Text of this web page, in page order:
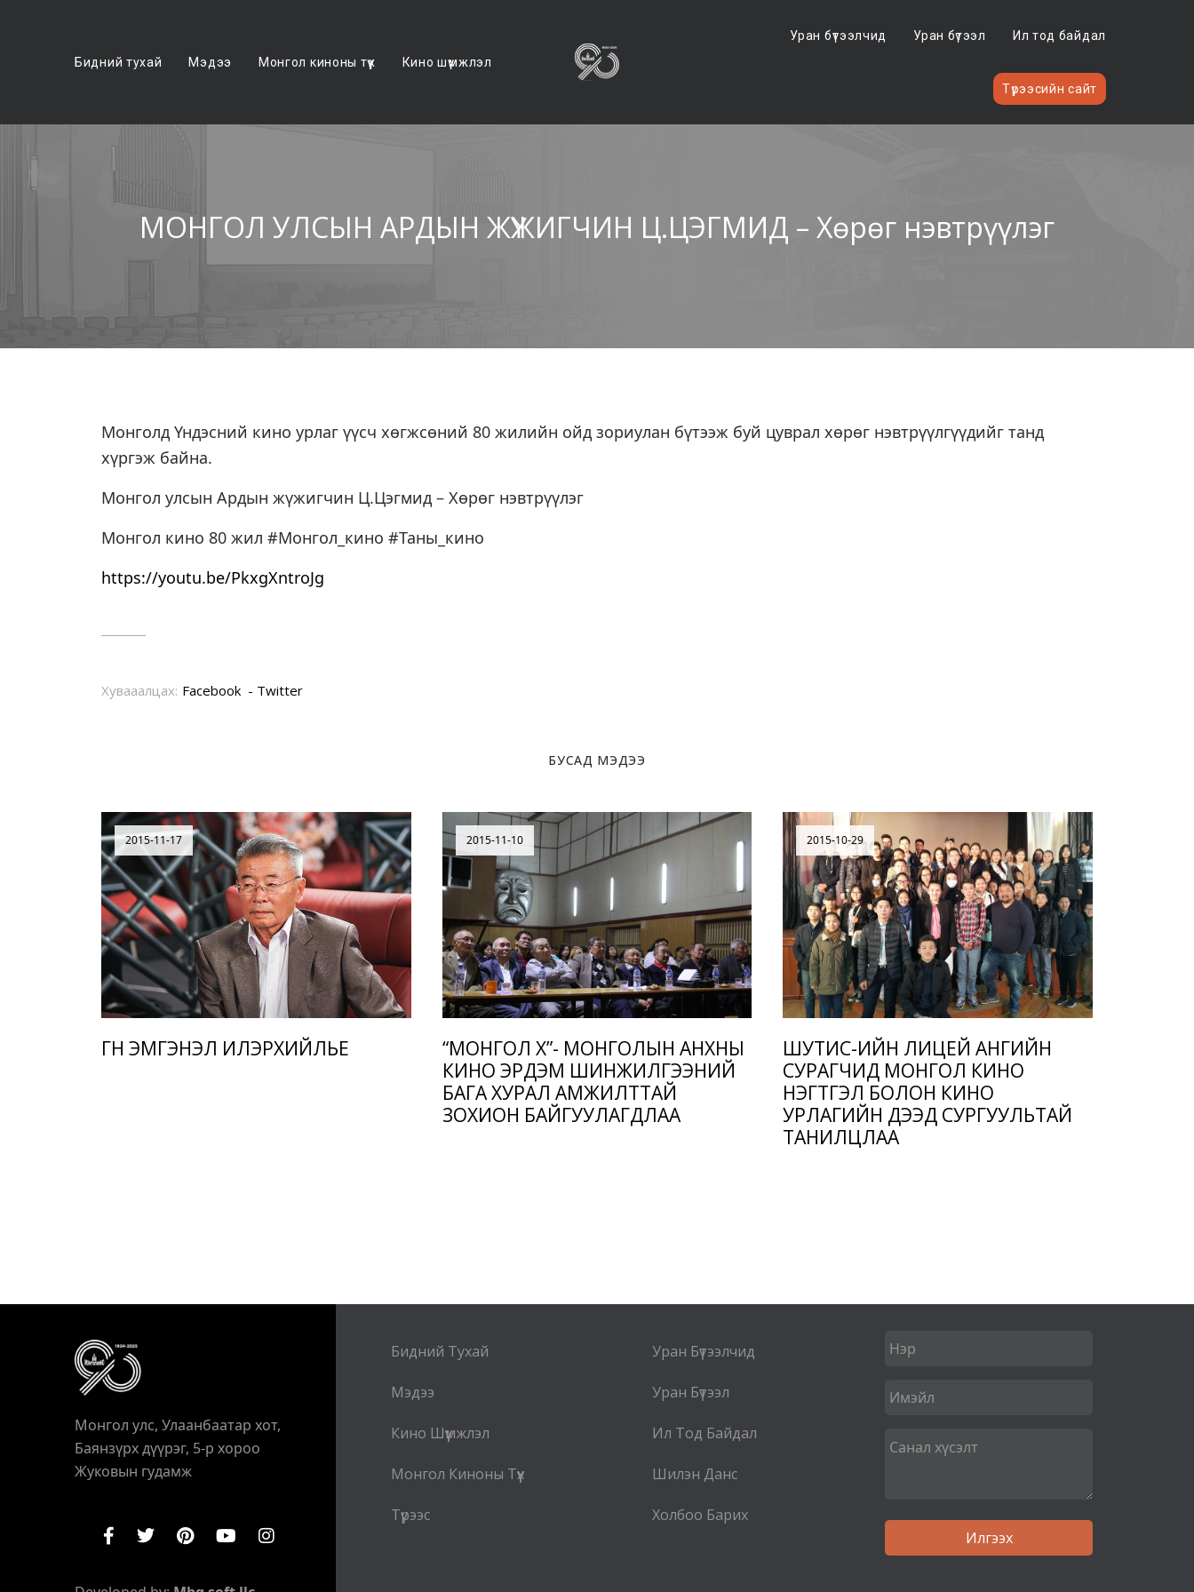
Бидний тухай Мэдээ Монгол киноны түүх Кино шүүмжлэл
Уран бүтээлчид Уран бүтээл Ил тод байдал
Түрээсийн сайт
МОНГОЛ УЛСЫН АРДЫН ЖҮЖИГЧИН Ц.ЦЭГМИД – Хөрөг нэвтрүүлэг
Монголд Үндэсний кино урлаг үүсч хөгжсөний 80 жилийн ойд зориулан бүтээж буй цуврал хөрөг нэвтрүүлгүүдийг танд
хүргэж байна.
Монгол улсын Ардын жүжигчин Ц.Цэгмид – Хөрөг нэвтрүүлэг
Монгол кино 80 жил #Монгол_кино #Таны_кино
https://youtu.be/PkxgXntroJg
Хувааалцах: Facebook Twitter
БУСАД МЭДЭЭ
2015-11-17
ГҮН ЭМГЭНЭЛ ИЛЭРХИЙЛЬЕ
2015-11-10
“МОНГОЛ ХҮҮ”- МОНГОЛЫН АНХНЫ
КИНО ЭРДЭМ ШИНЖИЛГЭЭНИЙ
БАГА ХУРАЛ АМЖИЛТТАЙ
ЗОХИОН БАЙГУУЛАГДЛАА
2015-10-29
ШУТИС-ИЙН ЛИЦЕЙ АНГИЙН
СУРАГЧИД МОНГОЛ КИНО
НЭГТГЭЛ БОЛОН КИНО
УРЛАГИЙН ДЭЭД СУРГУУЛЬТАЙ
ТАНИЛЦЛАА
Монгол улс, Улаанбаатар хот,
Баянзүрх дүүрэг, 5-р хороо
Жуковын гудамж
Бидний Тухай
Мэдээ
Кино Шүүмжлэл
Монгол Киноны Түүх
Түрээс
Уран Бүтээлчид
Уран Бүтээл
Ил Тод Байдал
Шилэн Данс
Холбоо Барих